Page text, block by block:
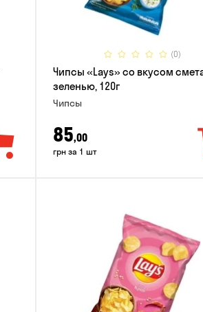
(0)
Чипсы «Lays» со вкусом
зеленью, 120г
Чипсы
85,00
грн за 1 шт